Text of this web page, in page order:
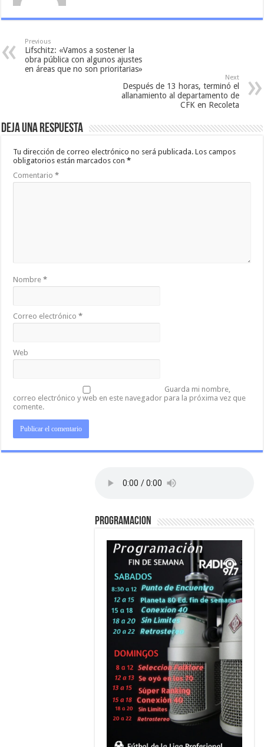
Previous
Lifschitz: «Vamos a sostener la
obra pública con algunos ajustes
en áreas que no son prioritarias»
Next
Después de 13 horas, terminó el
allanamiento al departamento de
CFK en Recoleta
Deja una respuesta
Tu dirección de correo electrónico no será publicada. Los campos
obligatorios están marcados con*
Comentario*
Nombre*
Correo electrónico*
Web
Guarda mi nombre,
correo electrónico y web en este navegador para la próxima vez que
comente.
PROGRAMACION